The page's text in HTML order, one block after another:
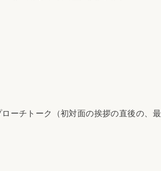
ーチトーク（初対面の挨拶の直後の、最